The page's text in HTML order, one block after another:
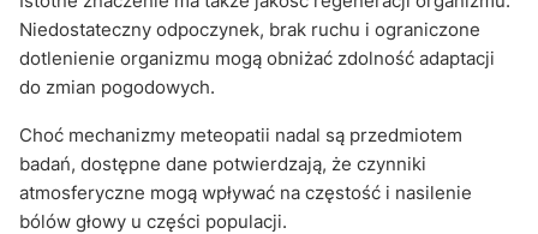
Niedostateczny odpoczynek, brak ruchu i ograniczone
dotlenienie organizmu mogą obniżać zdolność adaptacji
do zmian pogodowych.
Choć mechanizmy meteopatii nadal są przedmiotem
badań, dostępne dane potwierdzają, że czynniki
atmosferyczne mogą wpływać na częstość i nasilenie
bólów głowy u części populacji.